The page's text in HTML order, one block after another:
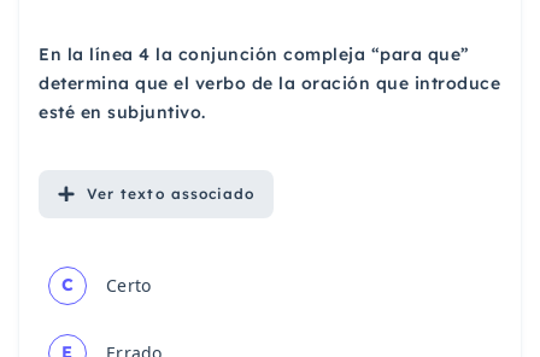
En la línea 4 la conjunción compleja “para que”
determina que el verbo de la oración que introduce
esté en subjuntivo.
Ver texto associado
C Certo
E